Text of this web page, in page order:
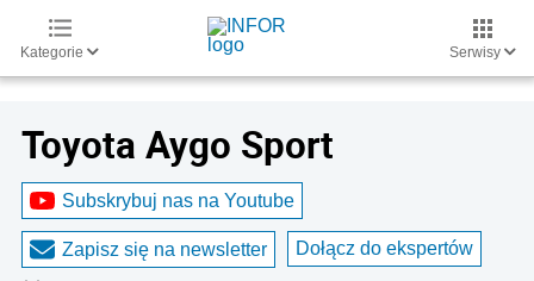
Kategorie Serwisy
Toyota Aygo Sport
Subskrybuj nas na Youtube
Zapisz się na newsletter Dołącz do ekspertów